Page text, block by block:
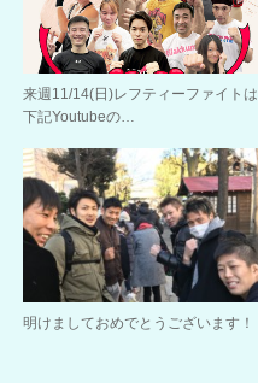
来週11/14(日)レフティーファイトは
下記Youtubeの…
明けましておめでとうございます！